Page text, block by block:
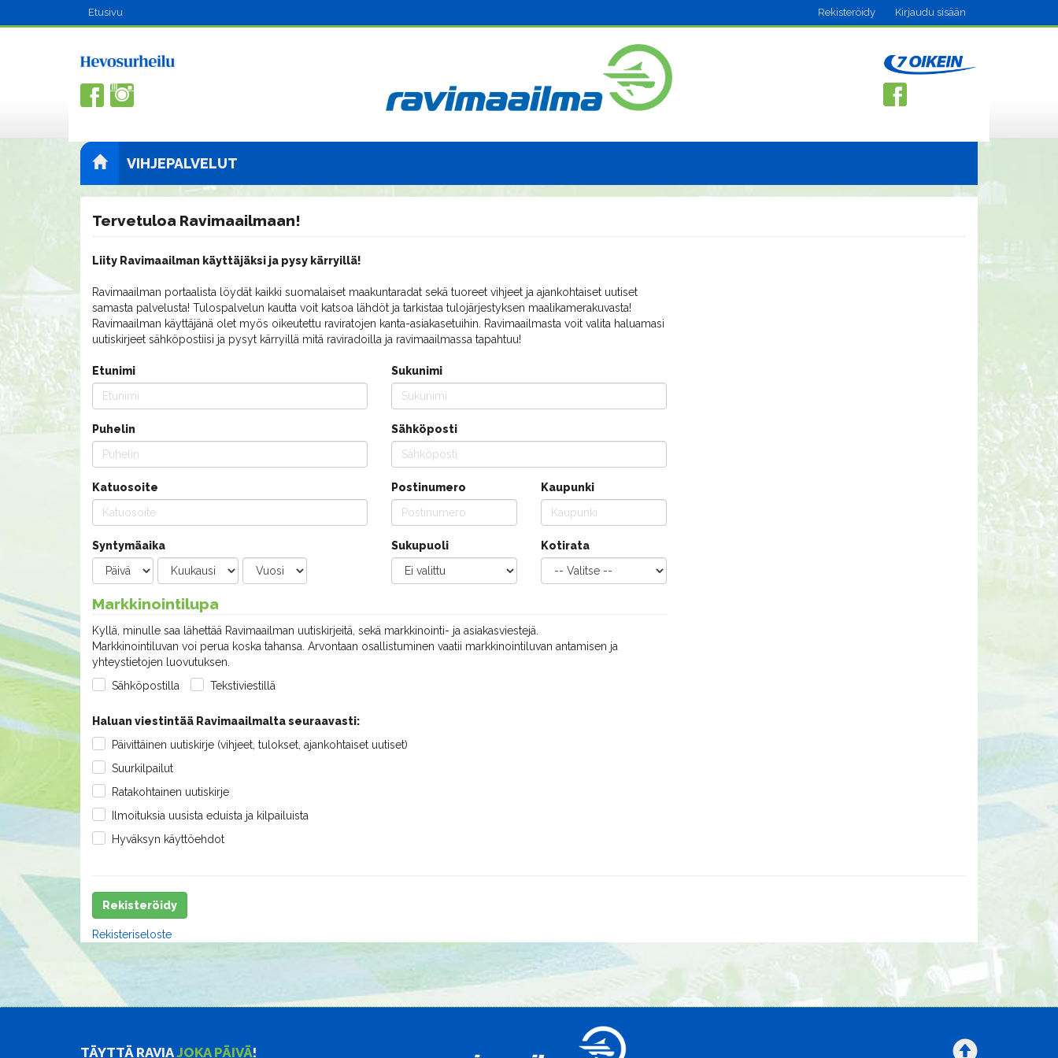
Etusivu Rekisteröidy Kirjaudu sisään
VIHJEPALVELUT
Tervetuloa Ravimaailmaan!
Liity Ravimaailman käyttäjäksi ja pysy kärryillä!
Ravimaailman portaalista löydät kaikki suomalaiset maakuntaradat sekä tuoreet vihjeet ja ajankohtaiset uutiset
samasta palvelusta! Tulospalvelun kautta voit katsoa lähdöt ja tarkistaa tulojärjestyksen maalikamerakuvasta!
Ravimaailman käyttäjänä olet myös oikeutettu raviratojen kanta-asiakasetuihin. Ravimaailmasta voit valita haluamasi
uutiskirjeet sähköpostiisi ja pysyt kärryillä mitä raviradoilla ja ravimaailmassa tapahtuu!
Etunimi Sukunimi
Puhelin Sähköposti
Katuosoite Postinumero Kaupunki
Syntymäaika Sukupuoli Kotirata
Markkinointilupa
Kyllä, minulle saa lähettää Ravimaailman uutiskirjeitä, sekä markkinointi- ja asiakasviestejä.
Markkinointiluvan voi perua koska tahansa. Arvontaan osallistuminen vaatii markkinointiluvan antamisen ja
yhteystietojen luovutuksen.
Sähköpostilla
Tekstiviestillä
Haluan viestintää Ravimaailmalta seuraavasti:
Päivittäinen uutiskirje (vihjeet, tulokset, ajankohtaiset uutiset)
Suurkilpailut
Ratakohtainen uutiskirje
Ilmoituksia uusista eduista ja kilpailuista
Hyväksyn käyttöehdot
Rekisteröidy
Rekisteriseloste
TÄYTTÄ RAVIAJOKA PÄIVÄ!